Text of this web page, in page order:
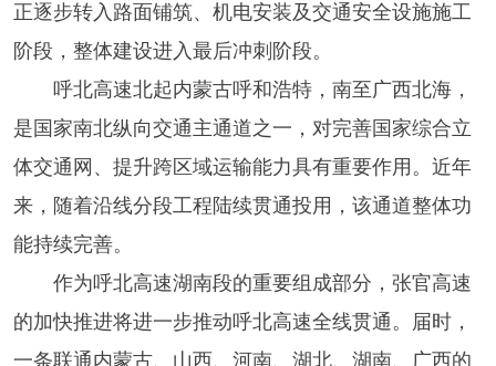
正逐步转入路面铺筑、机电安装及交通安全设施施工
阶段，整体建设进入最后冲刺阶段。
呼北高速北起内蒙古呼和浩特，南至广西北海，
是国家南北纵向交通主通道之一，对完善国家综合立
体交通网、提升跨区域运输能力具有重要作用。近年
来，随着沿线分段工程陆续贯通投用，该通道整体功
能持续完善。
作为呼北高速湖南段的重要组成部分，张官高速
的加快推进将进一步推动呼北高速全线贯通。届时，
一条联通内蒙古、山西、河南、湖北、湖南、广西的